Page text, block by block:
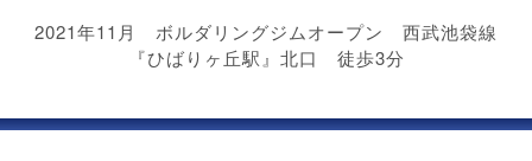
2021年11月 ボルダリングジムオープン 西武池袋線
『ひばりヶ丘駅』北口 徒歩3分